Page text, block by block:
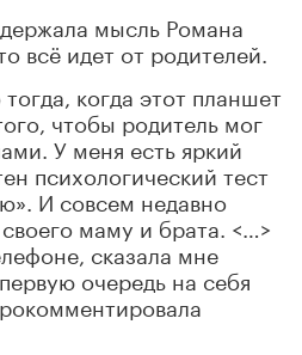
мысль Романа
всё идет от родителей.
когда этот планшет
чтобы родитель мог
У меня есть яркий
психологический тест
И совсем недавно
маму и брата. <…>
сказала мне
очередь на себя